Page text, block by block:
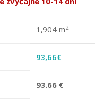
1,904 m2
93,66€
93.66 €